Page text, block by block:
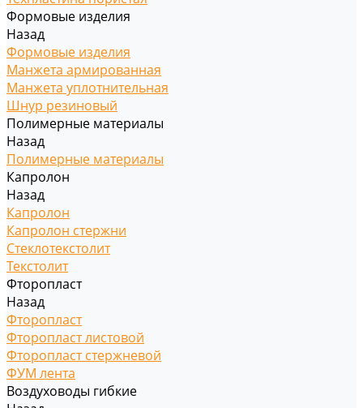
Формовые изделия
Назад
Формовые изделия
Манжета армированная
Манжета уплотнительная
Шнур резиновый
Полимерные материалы
Назад
Полимерные материалы
Капролон
Назад
Капролон
Капролон стержни
Стеклотекстолит
Текстолит
Фторопласт
Назад
Фторопласт
Фторопласт листовой
Фторопласт стержневой
ФУМ лента
Воздуховоды гибкие